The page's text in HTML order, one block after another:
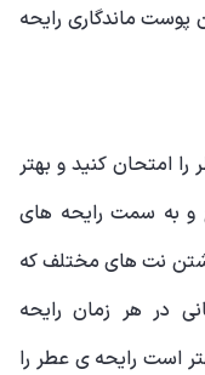
ماندگاری رایحه
کوتاه، نهایت 2 الی 3 عطر را امتحان کنید و بهتر
و به سمت رایحه های
نت های مختلف که
در هر زمان رایحه
است رایحه ی عطر را